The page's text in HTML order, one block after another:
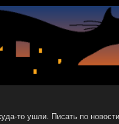
то ушли. Писать по